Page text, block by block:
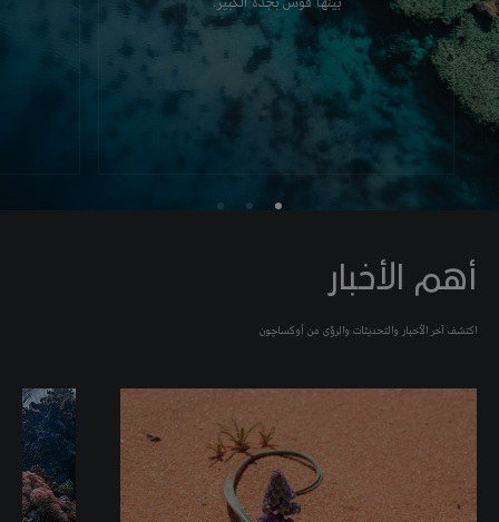
أهم الأخبار
اكتشف آخر الأخبار والتحديثات والرؤى من أوكساچون